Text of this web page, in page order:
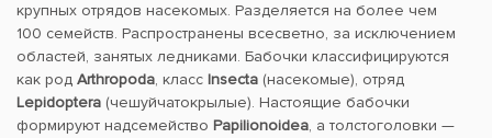
крупных отрядов насекомых. Разделяется на более чем
100 семейств. Распространены всесветно, за исключением
областей, занятых ледниками. Бабочки классифицируются
как род Arthropoda, класс Insecta (насекомые), отряд
Lepidoptera (чешуйчатокрылые). Настоящие бабочки
формируют надсемейство Papilionoidea, а толстоголовки —